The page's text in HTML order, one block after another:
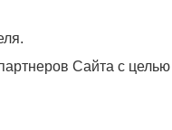
Сайта с целью